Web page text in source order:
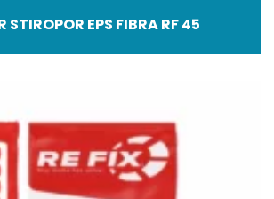
STIROPOR EPS FIBRA RF 45